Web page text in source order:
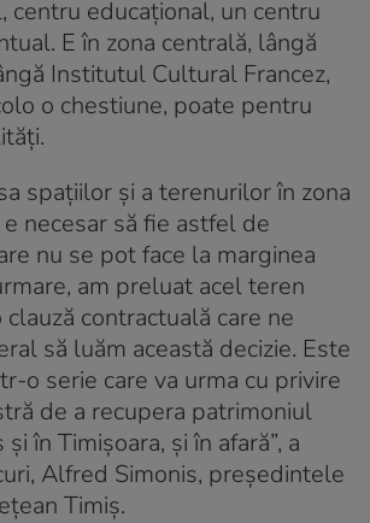
centru educațional, un centru
E în zona centrală, lângă
Institutul Cultural Francez,
o chestiune, poate pentru
spațiilor și a terenurilor în zona
necesar să fie astfel de
nu se pot face la marginea
am preluat acel teren
contractuală care ne
să luăm această decizie. Este
o serie care va urma cu privire
de a recupera patrimoniul
în Timișoara, și în afară”, a
Alfred Simonis, președintele
Timiș.